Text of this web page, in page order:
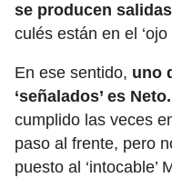
se producen salidas
culés están en el ‘ojo
En ese sentido, uno
‘señalados’ es Neto.
cumplido las veces
paso al frente, pero
puesto al ‘intocable’